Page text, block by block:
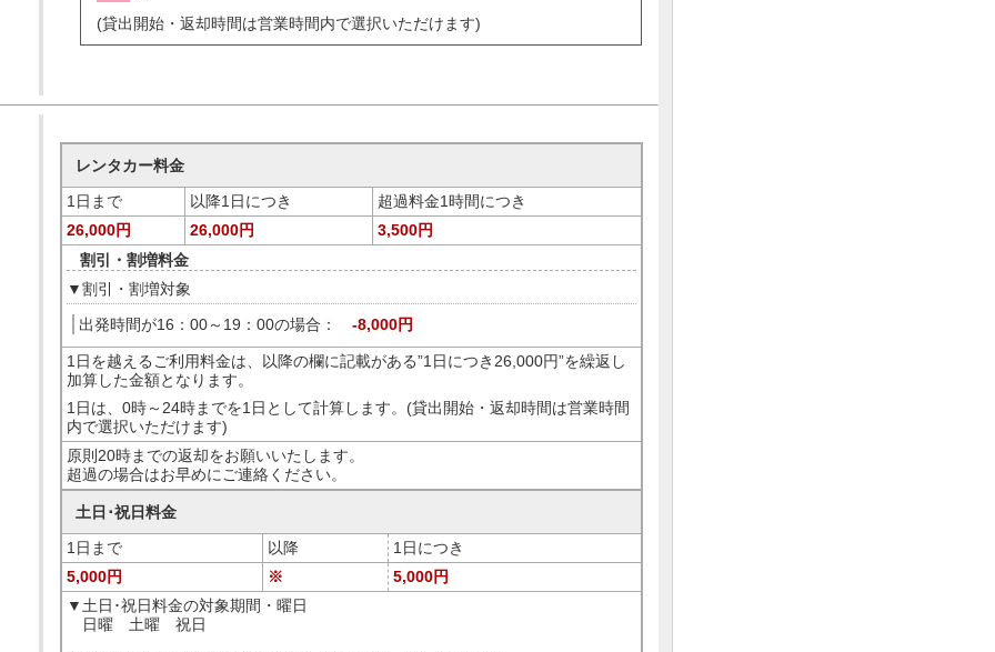
レンタカー料金
1日まで
以降1日につき
超過料金1時間につき
26,000円
26,000円
3,500円
割引・割増料金
▼割引・割増対象
出発時間が16：00～19：00の場合： -8,000円
1日を越えるご利用料金は、以降の欄に記載がある”1日につき26,000円”を繰返し
加算した金額となります。
1日は、0時～24時までを1日として計算します。(貸出開始・返却時間は営業時間
内で選択いただけます)
原則20時までの返却をお願いいたします。
超過の場合はお早めにご連絡ください。
土日･祝日料金
1日まで
以降
1日につき
5,000円
※
5,000円
▼土日･祝日料金の対象期間・曜日
日曜 土曜 祝日